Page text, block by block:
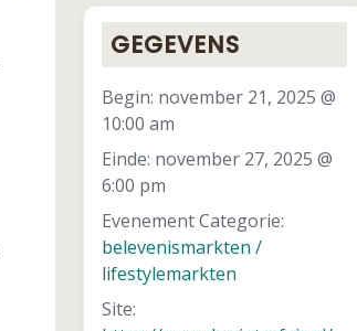
GEGEVENS
Begin: november 21, 2025 @
10:00 am
Einde: november 27, 2025 @
6:00 pm
Evenement Categorie:
belevenismarkten /
lifestylemarkten
Site: